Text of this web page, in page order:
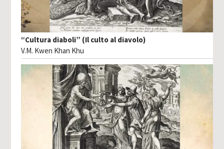
“Cultura diaboli” (Il culto al diavolo)
V.M. Kwen Khan Khu